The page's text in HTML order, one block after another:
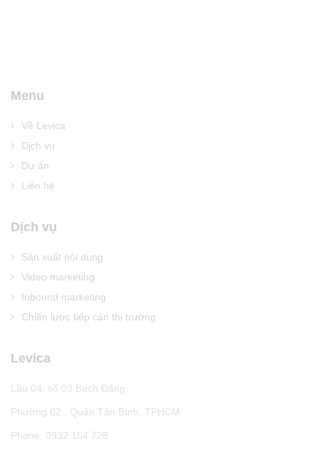
Menu
Về Levica
Dịch vụ
Dự án
Liên hệ
Dịch vụ
Sản xuất nội dung
Video marketing
Inbound marketing
Chiến lược tiếp cận thị trường
Levica
Lầu 04, số 03 Bạch Đằng
Phường 02 , Quận Tân Bình, TPHCM
Phone: 0932 164 728